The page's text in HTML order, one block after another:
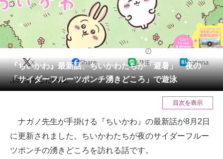
グルメ 地域
住まい 教育・育児
動物 リサーチ
会員記事
メディア
ITの今と未来を見通す
スマホと通信の最新トレンド
『ちいかわ』最新話、ちいかわたちが「避暑」 夜の
「サイダーフルーツポンチ湧きどころ」で遊泳
X Share LINE hatena
ぷかぷかしたいね。
目次を表示
ナガノ先生が手掛ける『ちいかわ』の最新話が8月2日
に更新されました。ちいかわたちが夜のサイダーフルー
ツポンチの湧きどころを訪れる話です。